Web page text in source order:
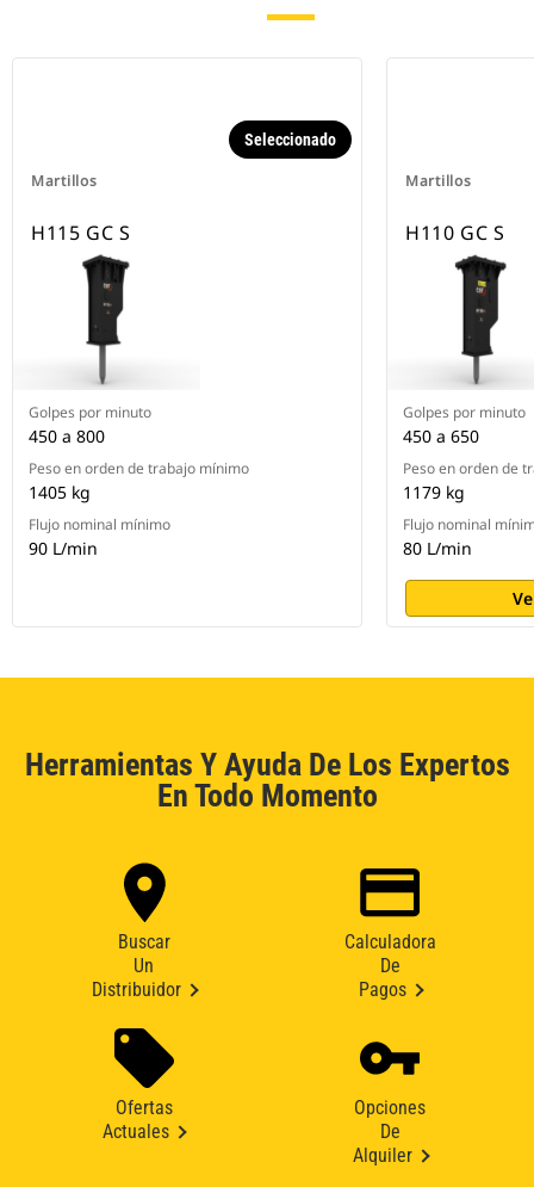
Martillos
Seleccionado
H115 GC S
Golpes por minuto
450 a 800
Peso en orden de trabajo mínimo
1405 kg
Flujo nominal mínimo
90 L/min
Martillos
H110 GC S
Golpes por minuto
450 a 650
Peso en orden de
1179 kg
Flujo nominal
80 L/min
Herramientas Y Ayuda De Los Expertos
En Todo Momento
Buscar
Un
Distribuidor
Calculadora
De
Pagos
Ofertas
Actuales
Opciones
De
Alquiler